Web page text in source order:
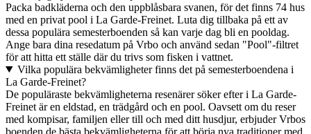
Packa badkläderna och den uppblåsbara svanen, för det finns 74 hus
med en privat pool i La Garde-Freinet. Luta dig tillbaka på ett av
dessa populära semesterboenden så kan varje dag bli en pooldag.
Ange bara dina resedatum på Vrbo och använd sedan "Pool"-filtret
för att hitta ett ställe där du trivs som fisken i vattnet.
Vilka populära bekvämligheter finns det på semesterboendena i
La Garde-Freinet?
De populäraste bekvämligheterna resenärer söker efter i La Garde-
Freinet är en eldstad, en trädgård och en pool. Oavsett om du reser
med kompisar, familjen eller till och med ditt husdjur, erbjuder Vrbos
boenden de bästa bekvämligheterna för att börja nya traditioner med